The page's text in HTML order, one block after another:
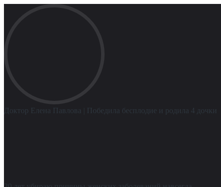
Доктор Елена Павлова | Победила бесплодие и родила 4 дочки